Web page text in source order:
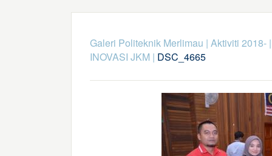
Galeri Politeknik Merlimau | Aktiviti 2018-
INOVASI JKM | DSC_4665